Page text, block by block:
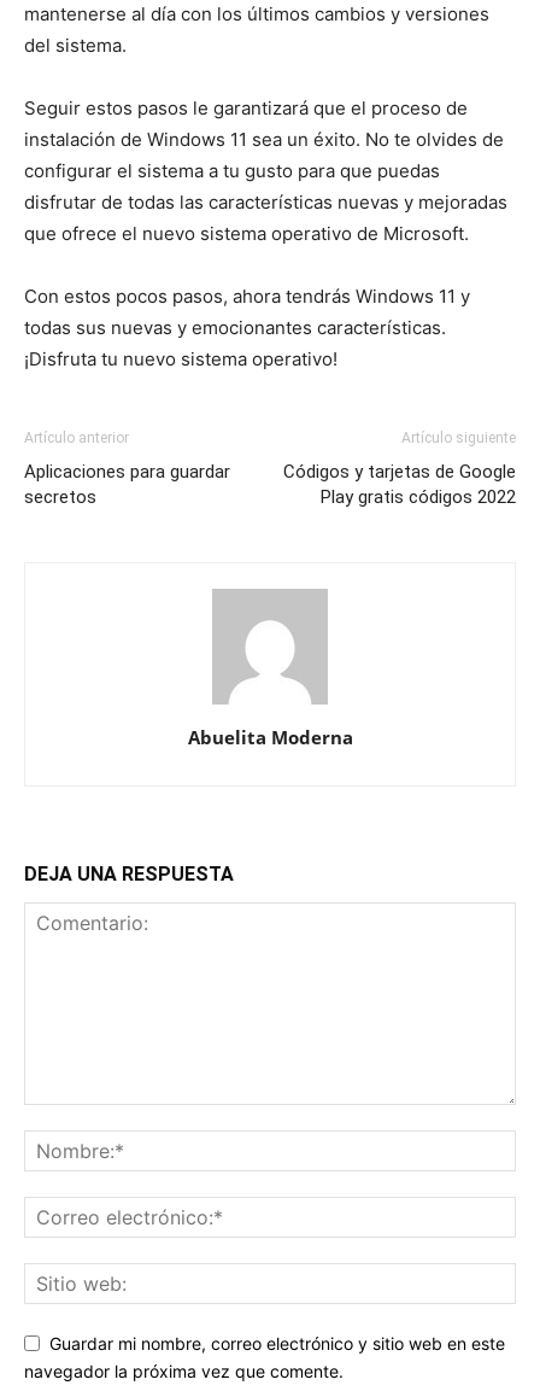
mantenerse al día con los últimos cambios y versiones
del sistema.
Seguir estos pasos le garantizará que el proceso de
instalación de Windows 11 sea un éxito. No te olvides de
configurar el sistema a tu gusto para que puedas
disfrutar de todas las características nuevas y mejoradas
que ofrece el nuevo sistema operativo de Microsoft.
Con estos pocos pasos, ahora tendrás Windows 11 y
todas sus nuevas y emocionantes características.
¡Disfruta tu nuevo sistema operativo!
Artículo anterior
Aplicaciones para guardar
secretos
Artículo siguiente
Códigos y tarjetas de Google
Play gratis códigos 2022
Abuelita Moderna
DEJA UNA RESPUESTA
Guardar mi nombre, correo electrónico y sitio web en este
navegador la próxima vez que comente.